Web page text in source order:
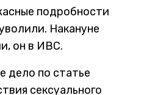
подробности
Накануне
он в ИВС.
дело по статье
сексуального